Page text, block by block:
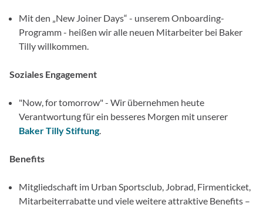
Mit den „New Joiner Days“ - unserem Onboarding-
Programm - heißen wir alle neuen Mitarbeiter bei Baker
Tilly willkommen.
Soziales Engagement
"Now, for tomorrow" - Wir übernehmen heute
Verantwortung für ein besseres Morgen mit unserer
Baker Tilly Stiftung.
Benefits
Mitgliedschaft im Urban Sportsclub, Jobrad, Firmenticket,
Mitarbeiterrabatte und viele weitere attraktive Benefits –